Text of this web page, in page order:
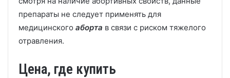
препараты не следует применять для
медицинского аборта в связи с риском тяжелого
отравления.
Цена, где купить